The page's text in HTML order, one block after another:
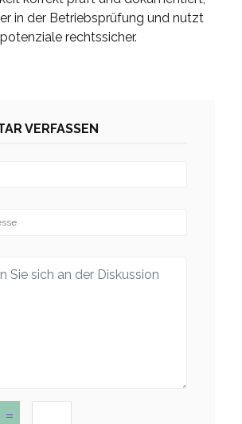
in der Betriebsprüfung und nutzt
rechtssicher.
VERFASSEN